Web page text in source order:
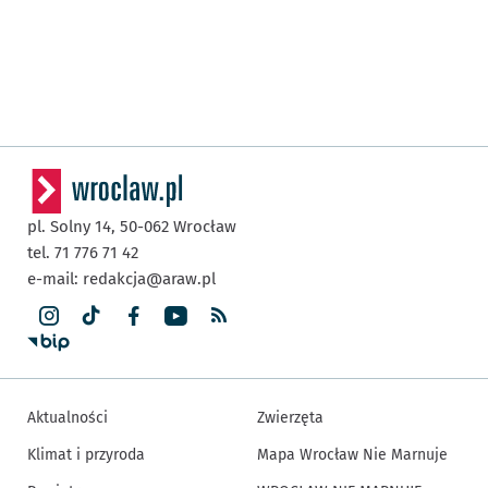
pl. Solny 14, 50-062 Wrocław
tel. 71 776 71 42
e-mail: redakcja@araw.pl
Aktualności
Klimat i przyroda
Zwierzęta
Mapa Wrocław Nie Marnuje